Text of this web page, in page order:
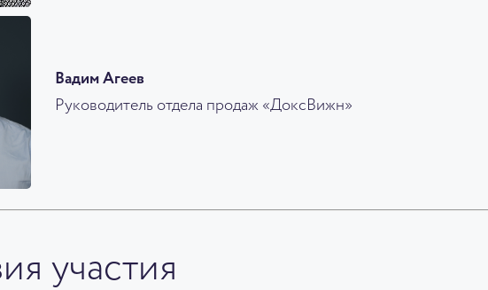
Вадим Агеев
Руководитель отдела продаж «ДоксВижн»
участия